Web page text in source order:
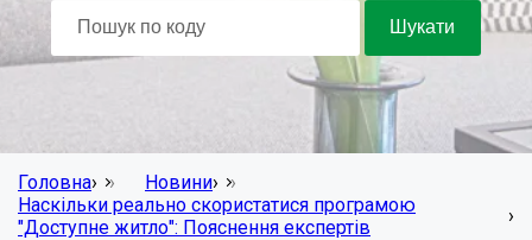
Головна› Новини›
Наскільки реально скористатися програмою
"Доступне житло": Пояснення експертів
›